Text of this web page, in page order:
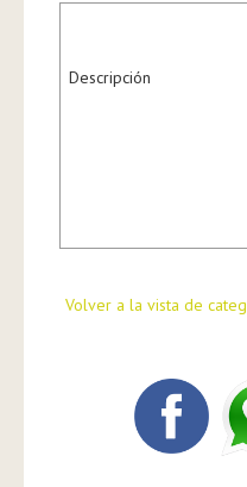
Descripción
Volver a la vista de